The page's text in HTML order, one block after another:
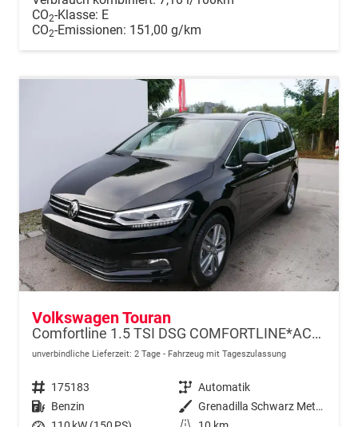
CO2-Klasse: E
CO2-Emissionen: 151,00 g/km
Volkswagen Touran
Comfortline 1.5 TSI DSG COMFORTLINE*ACC*LED*PDC*KAMERA*NAVI*SHZ* 7-SITZER 17-ZOLL
unverbindliche Lieferzeit: 2 Tage Fahrzeug mit Tageszulassung
Fahrzeugnr. 175183 Getriebe Automatik
Kraftstoff Benzin Außenfarbe
Grenadilla Schwarz Metallic